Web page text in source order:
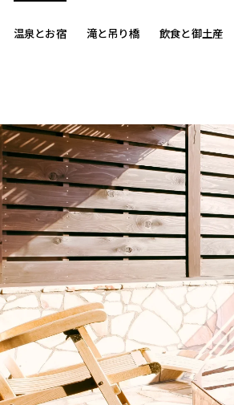
温泉とお宿 滝と吊り橋 飲食と御土産